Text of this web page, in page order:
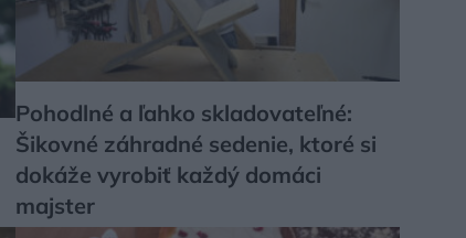
Pohodlné a ľahko skladovateľné:
Šikovné záhradné sedenie, ktoré si
dokáže vyrobiť každý domáci
majster